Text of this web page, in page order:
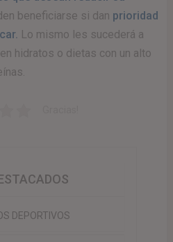
beneficiarse si dan prioridad
Lo mismo les sucederá a
hidratos o dietas con un alto
DEPORTIVOS